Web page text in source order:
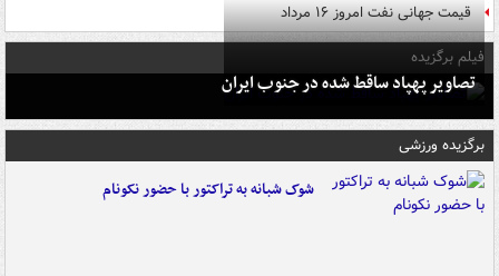
قیمت جهانی نفت امروز ۱۶ مرداد
فیلم برگزیده
تصاویر پهپاد ساقط شده در جنوب ایران
برگزیده ورزشی
شوک شبانه به تراکتور با حضور نکونام